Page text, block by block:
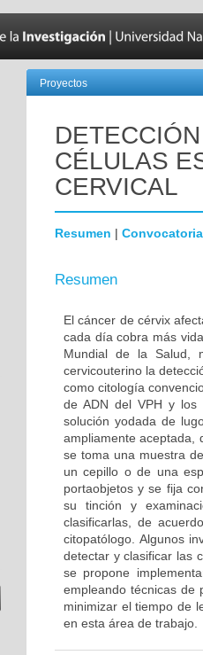
Proyectos
CÉLULAS
CERVICAL
Resumen | Convocatoria
Resumen
El cáncer de cérvix
cada día cobra más
Mundial de la Salud,
cervicouterino la
como citología
de ADN del VPH y los
solución yodada de
ampliamente aceptada,
se toma una muestra
un cepillo o de una
portaobjetos y se fija
su tinción y
clasificarlas, de
citopatólogo. Algunos
detectar y clasificar las
se propone
empleando técnicas de
minimizar el tiempo de
en esta área de trabajo.